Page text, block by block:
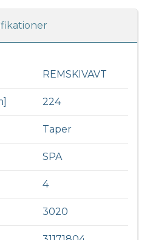
REMSKIVAVT
224
Taper
SPA
4
3020